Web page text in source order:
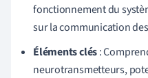
fonctionnement du
sur la communication
Éléments clés:
neurotransmetteurs,